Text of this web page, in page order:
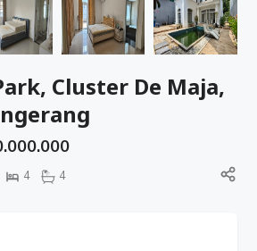
Cluster De Maja,
4 4